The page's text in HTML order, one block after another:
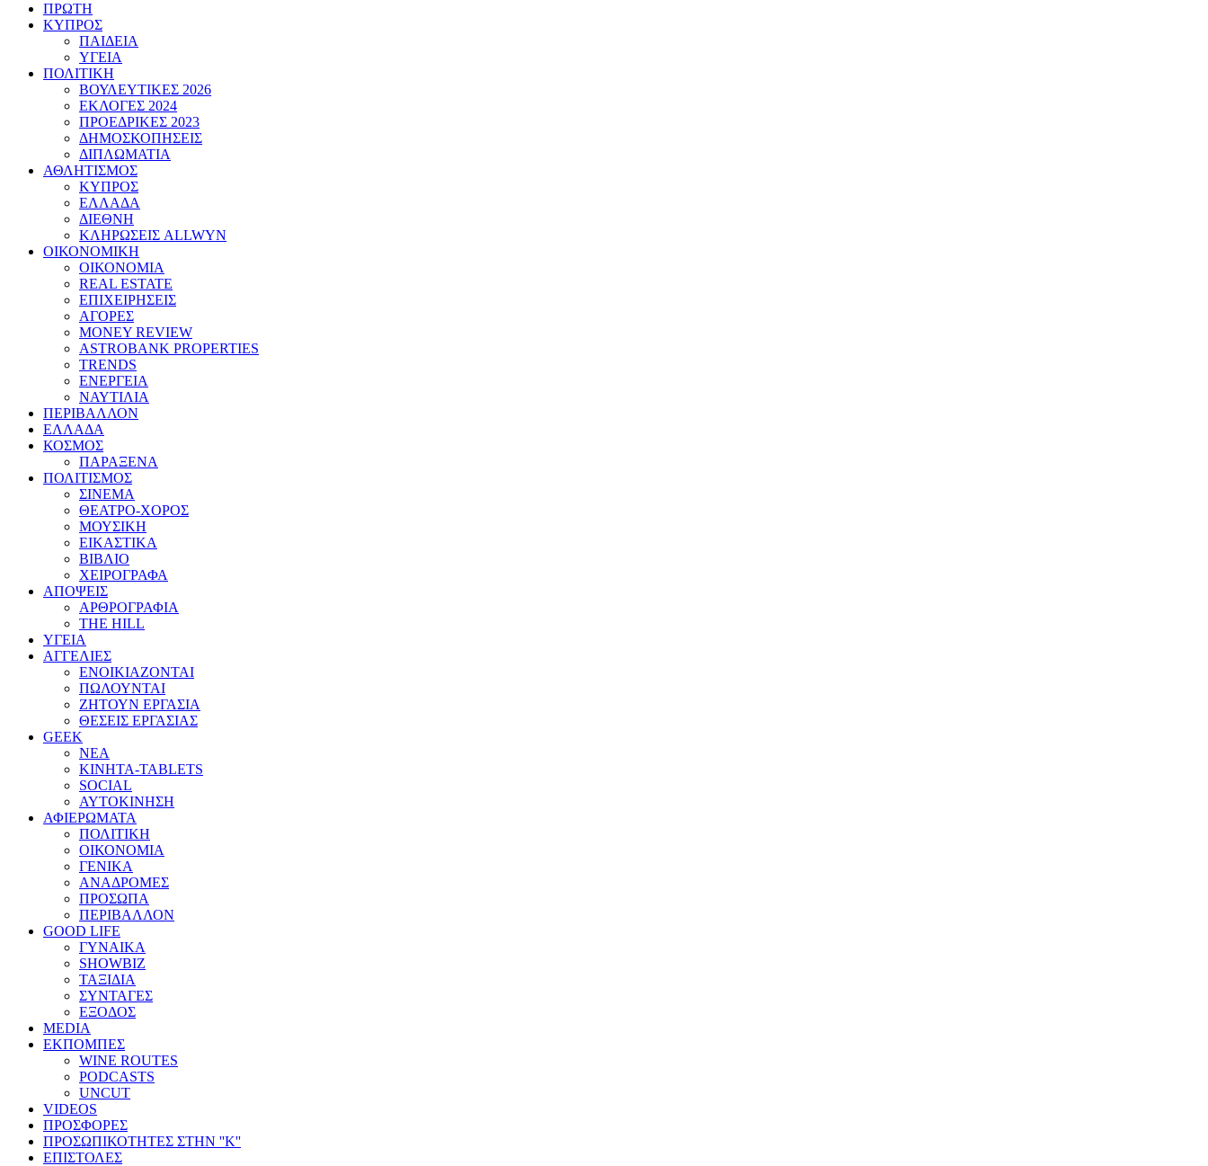
ΠΡΩΤΗ
ΚΥΠΡΟΣ
ΠΑΙΔΕΙΑ
ΥΓΕΙΑ
ΠΟΛΙΤΙΚΗ
ΒΟΥΛΕΥΤΙΚΕΣ 2026
ΕΚΛΟΓΕΣ 2024
ΠΡΟΕΔΡΙΚΕΣ 2023
ΔΗΜΟΣΚΟΠΗΣΕΙΣ
ΔΙΠΛΩΜΑΤΙΑ
ΑΘΛΗΤΙΣΜΟΣ
ΚΥΠΡΟΣ
ΕΛΛΑΔΑ
ΔΙΕΘΝΗ
ΚΛΗΡΩΣΕΙΣ ALLWYN
ΟΙΚΟΝΟΜΙΚΗ
ΟΙΚΟΝΟΜΙΑ
REAL ESTATE
ΕΠΙΧΕΙΡΗΣΕΙΣ
ΑΓΟΡΕΣ
MONEY REVIEW
ASTROBANK PROPERTIES
TRENDS
ΕΝΕΡΓΕΙΑ
ΝΑΥΤΙΛΙΑ
ΠΕΡΙΒΑΛΛΟΝ
ΕΛΛΑΔΑ
ΚΟΣΜΟΣ
ΠΑΡΑΞΕΝΑ
ΠΟΛΙΤΙΣΜΟΣ
ΣΙΝΕΜΑ
ΘΕΑΤΡΟ-ΧΟΡΟΣ
ΜΟΥΣΙΚΗ
ΕΙΚΑΣΤΙΚΑ
ΒΙΒΛΙΟ
ΧΕΙΡΟΓΡΑΦΑ
ΑΠΟΨΕΙΣ
ΑΡΘΡΟΓΡΑΦΙΑ
THE HILL
ΥΓΕΙΑ
ΑΓΓΕΛΙΕΣ
ΕΝΟΙΚΙΑΖΟΝΤΑΙ
ΠΩΛΟΥΝΤΑΙ
ΖΗΤΟΥΝ ΕΡΓΑΣΙΑ
ΘΕΣΕΙΣ ΕΡΓΑΣΙΑΣ
GEEK
ΝΕΑ
ΚΙΝΗΤΑ-TABLETS
SOCIAL
ΑΥΤΟΚΙΝΗΣΗ
ΑΦΙΕΡΩΜΑΤΑ
ΠΟΛΙΤΙΚΗ
ΟΙΚΟΝΟΜΙΑ
ΓΕΝΙΚΑ
ΑΝΑΔΡΟΜΕΣ
ΠΡΟΣΩΠΑ
ΠΕΡΙΒΑΛΛΟΝ
GOOD LIFE
ΓΥΝΑΙΚΑ
SHOWBIZ
ΤΑΞΙΔΙΑ
ΣΥΝΤΑΓΕΣ
ΕΞΟΔΟΣ
MEDIA
ΕΚΠΟΜΠΕΣ
WINE ROUTES
PODCASTS
UNCUT
VIDEOS
ΠΡΟΣΦΟΡΕΣ
ΠΡΟΣΩΠΙΚΟΤΗΤΕΣ ΣΤΗΝ ''Κ''
ΕΠΙΣΤΟΛΕΣ